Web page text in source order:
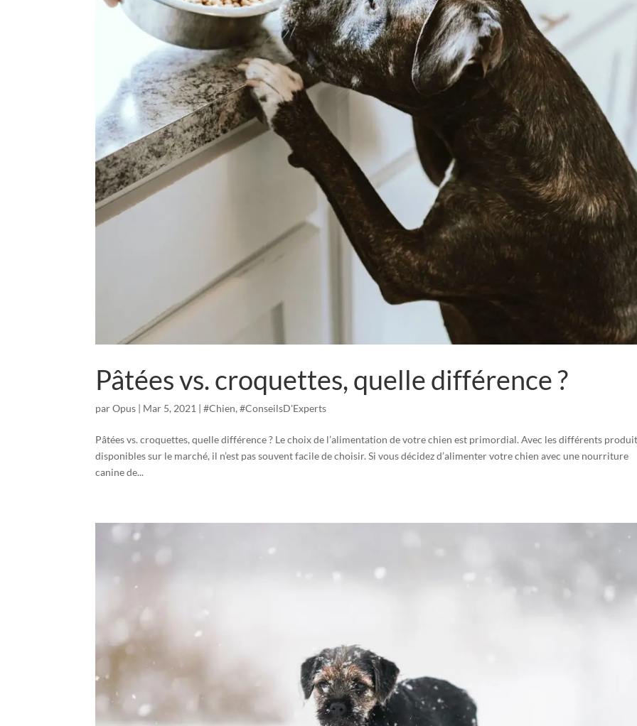
Pâtées vs. croquettes, quelle différence ?
parOpus | Mar 5, 2021 |#Chien,#ConseilsD'Experts
Pâtées vs. croquettes, quelle différence ? Le choix de l’alimentation de votre chien est primordial. Avec les différents
disponibles sur le marché, il n’est pas souvent facile de choisir. Si vous décidez d’alimenter votre chien avec une nourriture
canine de...